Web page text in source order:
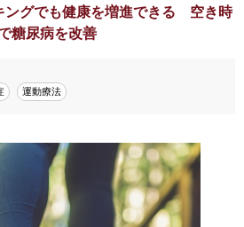
ングでも健康を増進できる 空き時
糖尿病を改善
運動療法